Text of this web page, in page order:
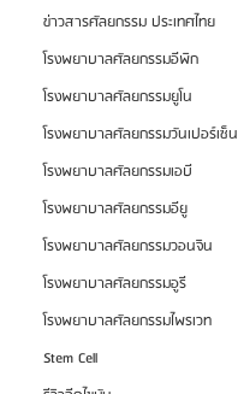
ข่าวสารศัลยกรรม ประเทศไทย
โรงพยาบาลศัลยกรรมอีพิก
โรงพยาบาลศัลยกรรมยูโน
โรงพยาบาลศัลยกรรมวันเปอร์เซ็น
โรงพยาบาลศัลยกรรมเอบี
โรงพยาบาลศัลยกรรมอียู
โรงพยาบาลศัลยกรรมวอนจิน
โรงพยาบาลศัลยกรรมอูรี
โรงพยาบาลศัลยกรรมไพรเวท
Stem Cell